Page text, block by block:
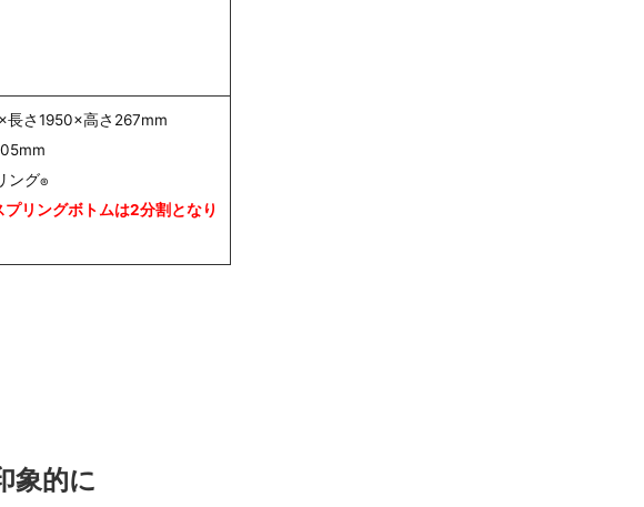
長さ1950×高さ267mm
ング®
リングボトムは2分割となり
象的に